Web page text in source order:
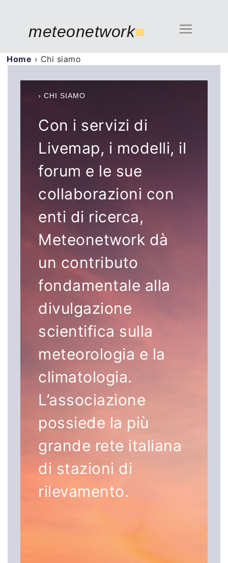
meteonetwork■
Home › Chi siamo
› CHI SIAMO
Con i servizi di
Livemap, i modelli, il
forum e le sue
collaborazioni con
enti di ricerca,
Meteonetwork dà
un contributo
fondamentale alla
divulgazione
scientifica sulla
meteorologia e la
climatologia.
L’associazione
possiede la più
grande rete italiana
di stazioni di
rilevamento.